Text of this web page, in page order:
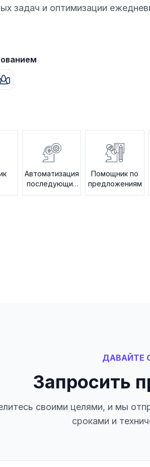
задач и оптимизации
Автоматизация
последующих
действий
Помощник по
предложениям
ДАВАЙТЕ
Запросить
своими целями, и мы
сроками и